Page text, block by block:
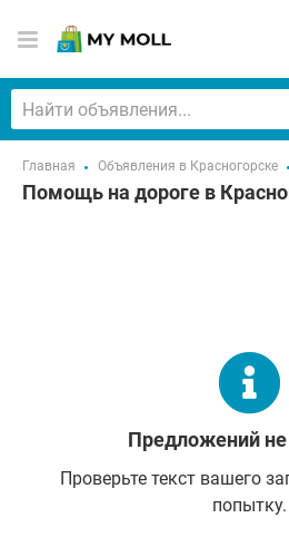
Главная Объявления в Красногорске
Помощь на дороге в
Предложений
Проверьте текст вашего
попытку.